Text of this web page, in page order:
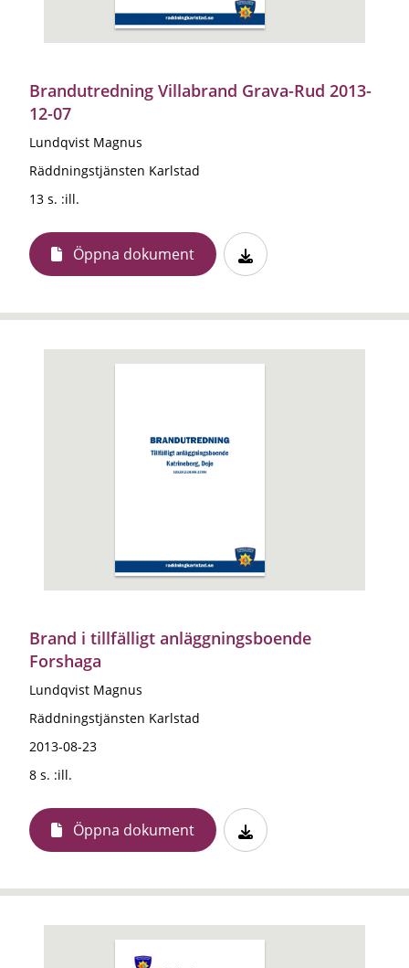
Brandutredning Villabrand Grava-Rud 2013-
12-07
Lundqvist Magnus
Räddningstjänsten Karlstad
13 s. :ill.
Öppna dokument
Brand i tillfälligt anläggningsboende
Forshaga
Lundqvist Magnus
Räddningstjänsten Karlstad
2013-08-23
8 s. :ill.
Öppna dokument